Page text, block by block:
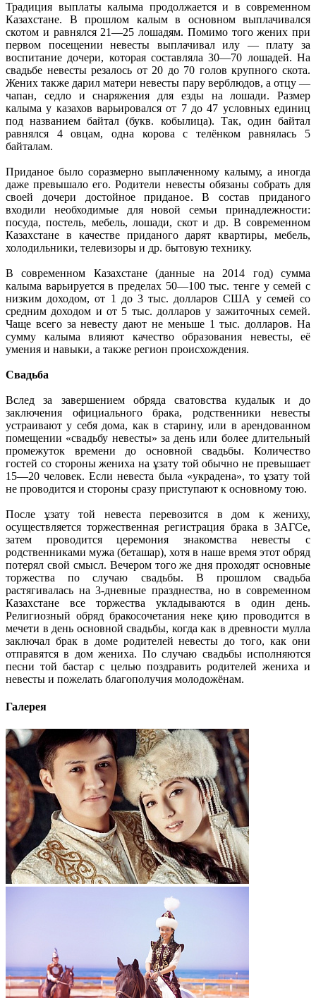
Традиция выплаты калыма продолжается и в современном
Казахстане. В прошлом калым в основном выплачивался
скотом и равнялся 21—25 лошадям. Помимо того жених при
первом посещении невесты выплачивал илу — плату за
воспитание дочери, которая составляла 30—70 лошадей. На
свадьбе невесты резалось от 20 до 70 голов крупного скота.
Жених также дарил матери невесты пару верблюдов, а отцу —
чапан, седло и снаряжения для езды на лошади. Размер
калыма у казахов варьировался от 7 до 47 условных единиц
под названием байтал (букв. кобылица). Так, один байтал
равнялся 4 овцам, одна корова с телёнком равнялась 5
байталам.
Приданое было соразмерно выплаченному калыму, а иногда
даже превышало его. Родители невесты обязаны собрать для
своей дочери достойное приданое. В состав приданого
входили необходимые для новой семьи принадлежности:
посуда, постель, мебель, лошади, скот и др. В современном
Казахстане в качестве приданого дарят квартиры, мебель,
холодильники, телевизоры и др. бытовую технику.
В современном Казахстане (данные на 2014 год) сумма
калыма варьируется в пределах 50—100 тыс. тенге у семей с
низким доходом, от 1 до 3 тыс. долларов США у семей со
средним доходом и от 5 тыс. долларов у зажиточных семей.
Чаще всего за невесту дают не меньше 1 тыс. долларов. На
сумму калыма влияют качество образования невесты, её
умения и навыки, а также регион происхождения.
Свадьба
Вслед за завершением обряда сватовства кудалык и до
заключения официального брака, родственники невесты
устраивают у себя дома, как в старину, или в арендованном
помещении «свадьбу невесты» за день или более длительный
промежуток времени до основной свадьбы. Количество
гостей со стороны жениха на ұзату той обычно не превышает
15—20 человек. Если невеста была «украдена», то ұзату той
не проводится и стороны сразу приступают к основному тою.
После ұзату той невеста перевозится в дом к жениху,
осуществляется торжественная регистрация брака в ЗАГСе,
затем проводится церемония знакомства невесты с
родственниками мужа (беташар), хотя в наше время этот обряд
потерял свой смысл. Вечером того же дня проходят основные
торжества по случаю свадьбы. В прошлом свадьба
растягивалась на 3-дневные празднества, но в современном
Казахстане все торжества укладываются в один день.
Религиозный обряд бракосочетания неке қию проводится в
мечети в день основной свадьбы, когда как в древности мулла
заключал брак в доме родителей невесты до того, как они
отправятся в дом жениха. По случаю свадьбы исполняются
песни той бастар с целью поздравить родителей жениха и
невесты и пожелать благополучия молодожёнам.
Галерея